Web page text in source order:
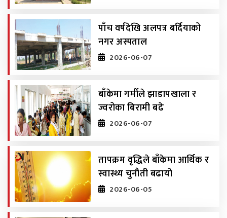
पाँच वर्षदेखि अलपत्र बर्दियाको
नगर अस्पताल
2026-06-07
बाँकेमा गर्मीले झाडापखाला र
ज्वरोका बिरामी बढे
2026-06-07
तापक्रम वृद्धिले बाँकेमा आर्थिक र
स्वास्थ्य चुनौती बढायो
2026-06-05